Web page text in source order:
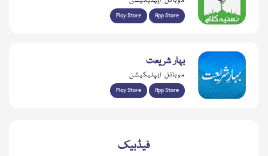
Play Store App Store
بہار شریعت
موبائل ایپلیکیشن
Play Store App Store
فیڈبیک